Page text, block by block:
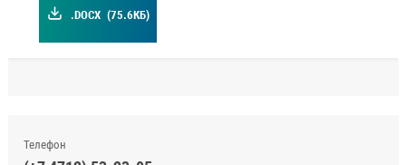
.DOCX (75.6КБ)
Телефон